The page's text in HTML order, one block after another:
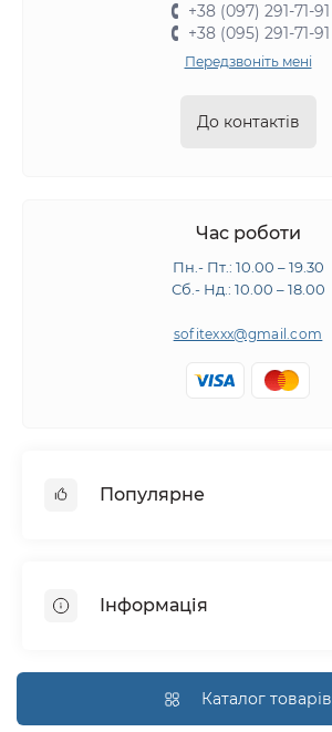
+38 (097) 291-71-91
+38 (095) 291-71-91
Передзвоніть мені
До контактів
Час роботи
Пн.- Пт.: 10.00 – 19.30
Сб.- Нд.: 10.00 – 18.00
sofitexxx@gmail.com
Популярне
Розкрійне обладнання
Виробники
Інформація
Доставка і оплата
Гарантія
Каталог товарів